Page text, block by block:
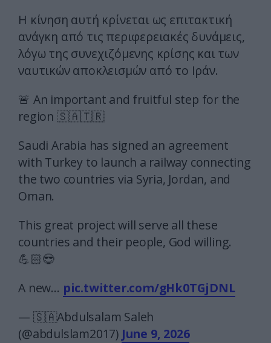
Η κίνηση αυτή κρίνεται ως επιτακτική
ανάγκη από τις περιφερειακές δυνάμεις,
λόγω της συνεχιζόμενης κρίσης και των
ναυτικών αποκλεισμών από το Ιράν.
🚨 An important and fruitful step for the
region 🇸🇦🇹🇷
Saudi Arabia has signed an agreement
with Turkey to launch a railway connecting
the two countries via Syria, Jordan, and
Oman.
This great project will serve all these
countries and their people, God willing.
💪🏻😎
A new… pic.twitter.com/gHk0TGjDNL
— 🇸🇦Abdulsalam Saleh
(@abdulslam2017) June 9, 2026